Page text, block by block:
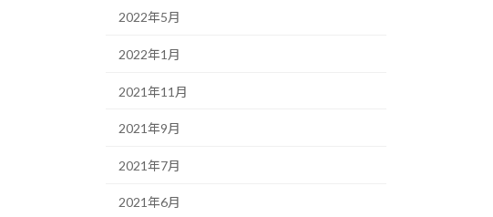
2022年5月
2022年1月
2021年11月
2021年9月
2021年7月
2021年6月